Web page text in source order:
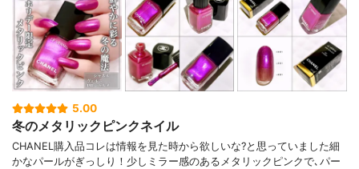
5.00
冬のメタリックピンクネイル
CHANEL購入品コレは情報を見た時から欲しいな?と思っていました細
かなパールがぎっしり！少しミラー感のあるメタリックピンクで､パー